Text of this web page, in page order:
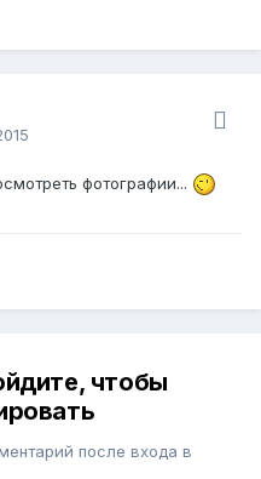
фотографии...
чтобы
после входа в